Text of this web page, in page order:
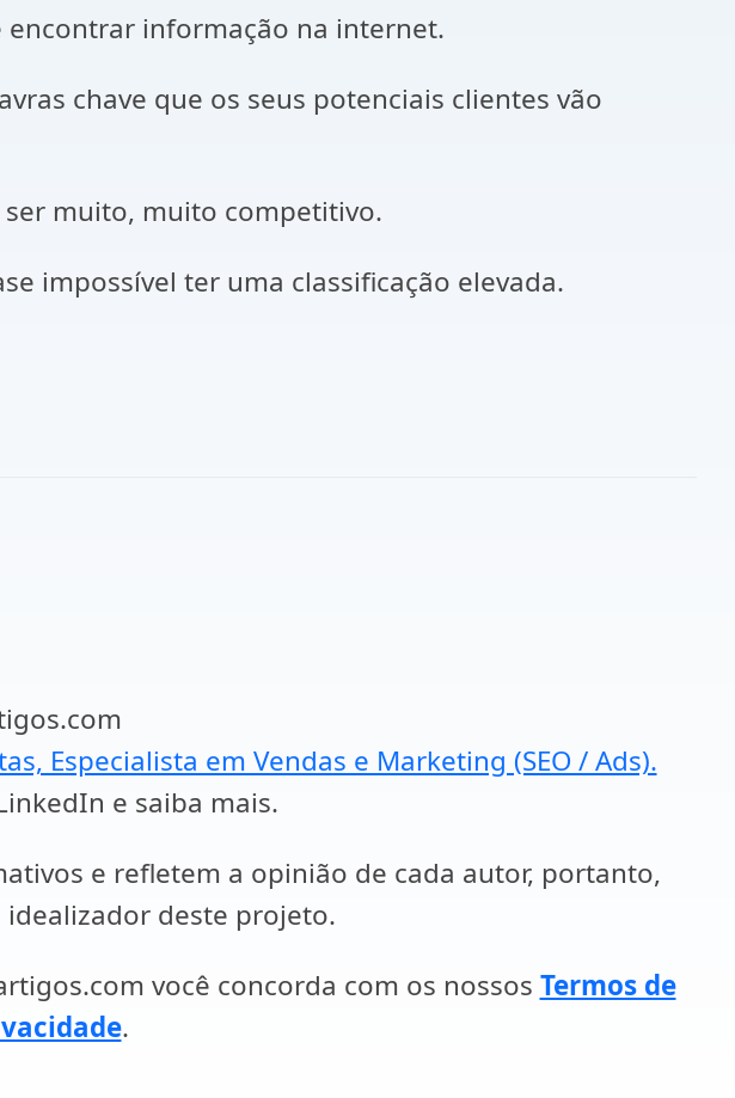
encontrar informação na internet.
chave que os seus potenciais clientes vão
muito, muito competitivo.
impossível ter uma classificação elevada.
Especialista em Vendas e Marketing (SEO / Ads).
e saiba mais.
e refletem a opinião de cada autor, portanto,
deste projeto.
você concorda com os nossos Termos de
.